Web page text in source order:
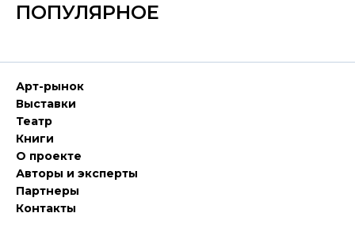
ПОПУЛЯРНОЕ
Арт-рынок
Выставки
Театр
Книги
О проекте
Авторы и эксперты
Партнеры
Контакты